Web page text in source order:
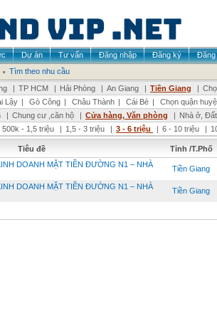
Dự án Tư vấn Đăng nhập Đăng ký
Đăng
Tìm theo nhu cầu
| TP HCM | Hải Phòng | An Giang | Tiền Giang |
Lậy | Gò Công | Châu Thành | Cái Bè |
Chọn quận
| Chung cư ,căn hộ | Cửa hàng, Văn phòng | Nhà ở,
500k - 1,5 triệu | 1,5 - 3 triệu | 3 - 6 triệu | 6 - 10 triệu |
Tiêu đề
Tỉnh /T.Phố
DOANH MẶT TIỀN ĐƯỜNG N1 – NHÀ
Tiền Giang
DOANH MẶT TIỀN ĐƯỜNG N1 – NHÀ
Tiền Giang